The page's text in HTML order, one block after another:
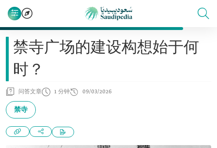
禁寺广场的建设构想始于何
时？
问答文章 1 分钟 09/03/2026
禁寺